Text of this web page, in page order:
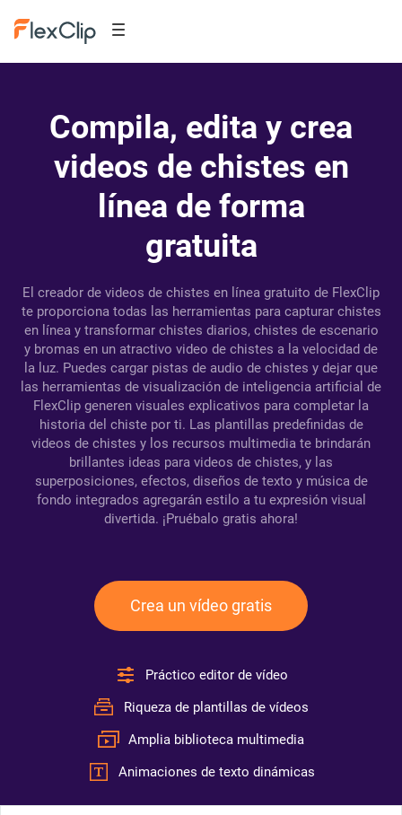
Compila, edita y crea
videos de chistes en
línea de forma
gratuita
El creador de videos de chistes en línea gratuito de FlexClip
te proporciona todas las herramientas para capturar chistes
en línea y transformar chistes diarios, chistes de escenario
y bromas en un atractivo video de chistes a la velocidad de
la luz. Puedes cargar pistas de audio de chistes y dejar que
las herramientas de visualización de inteligencia artificial de
FlexClip generen visuales explicativos para completar la
historia del chiste por ti. Las plantillas predefinidas de
videos de chistes y los recursos multimedia te brindarán
brillantes ideas para videos de chistes, y las
superposiciones, efectos, diseños de texto y música de
fondo integrados agregarán estilo a tu expresión visual
divertida. ¡Pruébalo gratis ahora!
Crea un vídeo gratis
Práctico editor de vídeo
Riqueza de plantillas de vídeos
Amplia biblioteca multimedia
Animaciones de texto dinámicas